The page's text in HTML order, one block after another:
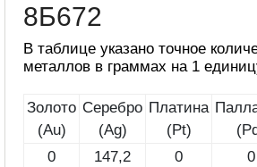
8Б672
В таблице указано точное
металлов в граммах на 1
Золото
(Au)
Серебро
(Ag)
Платина
(Pt)
0
147,2 0 0